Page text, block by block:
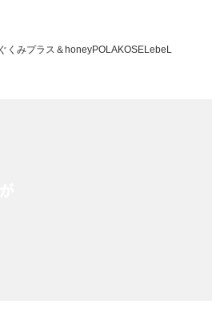
くみプラス ＆honeyPOLAKOSELebeL